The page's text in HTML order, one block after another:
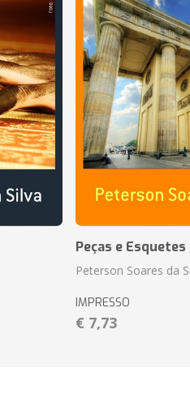
Peças e
Peterson Soares da
IMPRESSO
€ 7,73